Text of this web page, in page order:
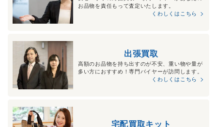
お品物を責任もって査定いたします。
くわしくはこちら
出張買取
高額のお品物を持ち出すのが不安、重い物や量が
多い方におすすめ！専門バイヤーが訪問します。
くわしくはこちら
宅配買取キット